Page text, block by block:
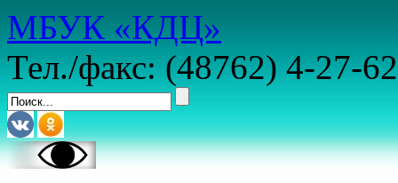
МБУК «КДЦ»
Тел./факс: (48762) 4-27-62